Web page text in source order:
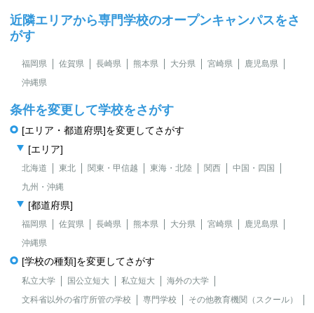
近隣エリアから専門学校のオープンキャンパスをさ
がす
福岡県 佐賀県 長崎県 熊本県 大分県 宮崎県
鹿児島県
沖縄県
条件を変更して学校をさがす
[エリア・都道府県]を変更してさがす
[エリア]
北海道 東北 関東・甲信越 東海・北陸 関西
中国・四国
九州・沖縄
[都道府県]
福岡県 佐賀県 長崎県 熊本県 大分県 宮崎県
鹿児島県
沖縄県
[学校の種類]を変更してさがす
私立大学 国公立短大 私立短大
海外の大学
文科省以外の省庁所管の学校
専門学校
その他教育機関（スクール）